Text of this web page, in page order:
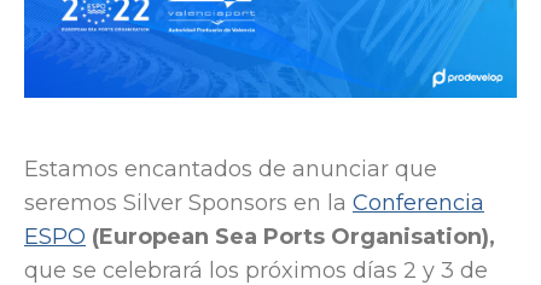
Estamos encantados de anunciar que
seremos Silver Sponsors en la Conferencia
ESPO (European Sea Ports Organisation),
que se celebrará los próximos días 2 y 3 de